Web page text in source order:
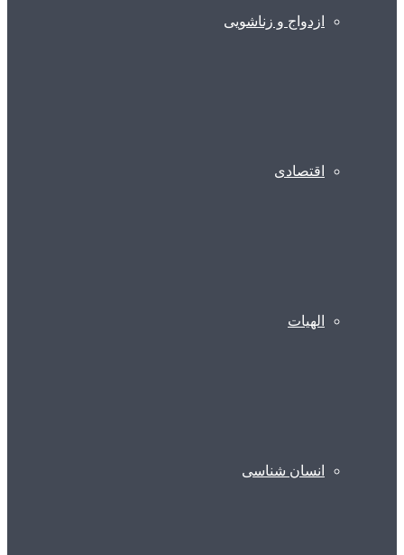
ازدواج و زناشویی
اقتصادی
الهیات
انسان شناسی